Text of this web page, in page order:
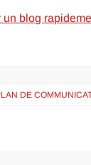
un blog
DE